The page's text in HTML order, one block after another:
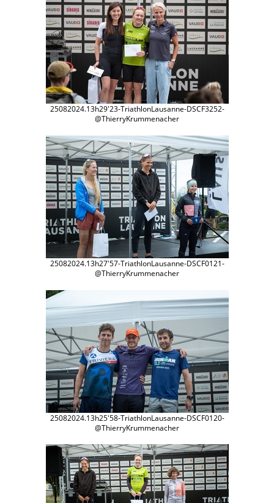
25082024.13h29'23-TriathlonLausanne-DSCF3252-
@ThierryKrummenacher
25082024.13h27'57-TriathlonLausanne-DSCF0121-
@ThierryKrummenacher
25082024.13h25'58-TriathlonLausanne-DSCF0120-
@ThierryKrummenacher